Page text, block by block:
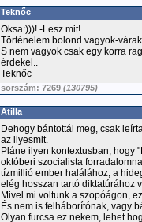
Teknőc
Oksa:)))! -Lesz mit!
Történelem bolond vagyok-
S nem vagyok csak egy korra
érdekel..
Teknőc
sorszám: 7269 (130795)
Atilla
Dehogy bántottál meg, csak
az ilyesmit.
Pláne ilyen kontextusban, hogy
októberi szocialista
tízmillió ember halálához, a
elég hosszan tartó diktatúrához
Mivel mi voltunk a szopóágon,
És nem is felháborítónak, vagy
Olyan furcsa ez nekem, lehet